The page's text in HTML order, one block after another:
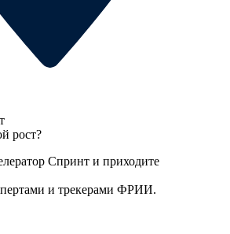
рост?
Спринт и приходите
и трекерами ФРИИ.